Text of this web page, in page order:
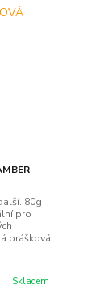
80g
pro
prášková
Skladem